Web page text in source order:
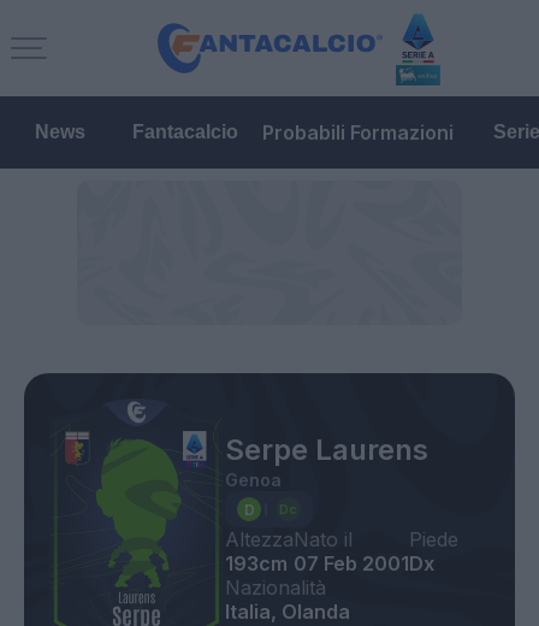
News Fantacalcio Probabili Formazioni
Serpe Laurens
Genoa
Altezza
193cm
Nato il
07 Feb 2001
Piede
Dx
Nazionalità
Italia, Olanda